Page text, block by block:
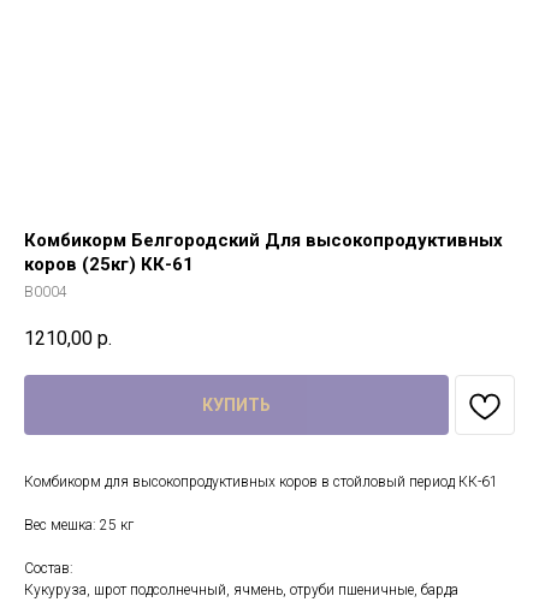
Комбикорм Белгородский Для высокопродуктивных
коров (25кг) КК-61
B0004
1210,00 р.
КУПИТЬ
Комбикорм для высокопродуктивных коров в стойловый период КК-61
Вес мешка: 25 кг
Состав:
Кукуруза, шрот подсолнечный, ячмень, отруби пшеничные, барда